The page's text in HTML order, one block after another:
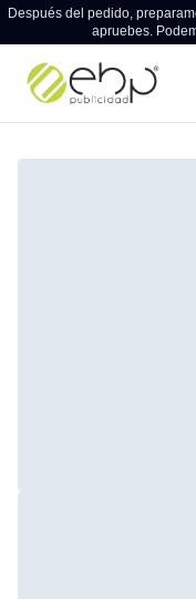
Después del pedido,
apruebes.